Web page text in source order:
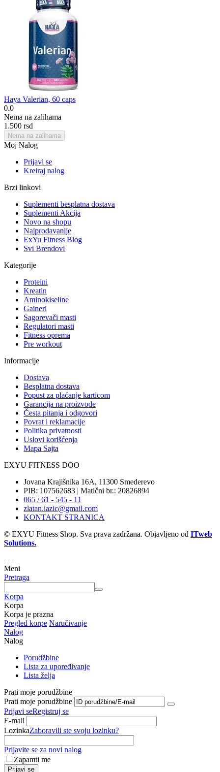
Haya Valerian, 60 caps
0.0
Nema na zalihama
1.500 rsd
Nema na zalihama
Moj Nalog
Prijavi se
Kreiraj nalog
Brzi linkovi
Suplementi besplatna dostava
Suplementi Akcija
Novo na shopu
Najprodavanije
ExYu Fitness Blog
Svi Brendovi
Kategorije
Proteini
Kreatin
Aminokiseline
Gaineri
Sagorevači masti
Regulatori masti
Fitness oprema
Pre workout
Informacije
Dostava
Besplatna dostava
Popust za plaćanje karticom
Garancija na proizvode
Česta pitanja i odgovori
Povrat i reklamacije
Politika privatnosti
Uslovi korišćenja
Mapa Sajta
EXYU FITNESS DOO
Jovana Krajišnika 16A, 11300 Smederevo
PIB: 107562683 | Matični br.: 20826894
065 / 61 - 545 - 11
zlatan.lazic@gmail.com
KONTAKT STRANICA
© EXYU Fitness Shop. Sva prava zadržana. Objavljeno od ITweb
Solutions.
Meni
Pretraga
Korpa
Korpa
Korpa je prazna
Pregled korpe Naručivanje
Nalog
Nalog
Porudžbine
Lista za upoređivanje
Lista želja
Prati moje porudžbine
Prati moje porudžbine
Prijavi seRegistruj se
E-mail
LozinkaZaboravili ste svoju lozinku?
Prijavite se za novi nalog
Zapamti me
Prijavi se